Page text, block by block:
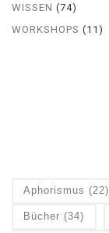
WISSEN (74)
WORKSHOPS (11)
Aphorismus (22)
Bücher (34)